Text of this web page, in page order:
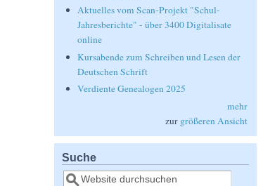
Aktuelles vom Scan-Projekt "Schul-
Jahresberichte" - über 3400 Digitalisate
online
Kursabende zum Schreiben und Lesen der
Deutschen Schrift
Verdiente Genealogen 2025
mehr
zur größeren Ansicht
Suche
Suche